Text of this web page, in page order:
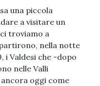
una piccola
a visitare un
troviamo a
nella notte
i Valdesi che -dopo
nelle Valli
oggi come